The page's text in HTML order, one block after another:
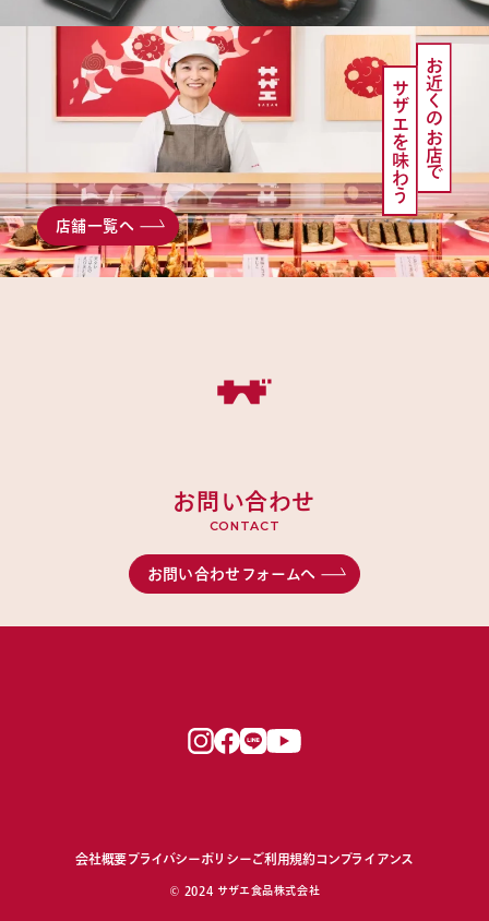
お近くのお店で
サザエを味わう
店舗一覧へ
お問い合わせ
CONTACT
お問い合わせフォームへ
会社概要プライバシーポリシーご利用規約コンプライアンス
© 2024 サザエ食品株式会社